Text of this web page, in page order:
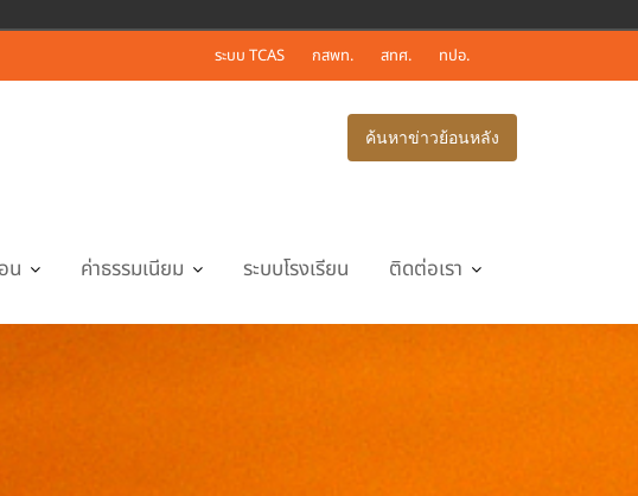
ระบบ TCAS กสพท. สทศ. ทปอ.
ค้นหาข่าวย้อนหลัง
น ค่าธรรมเนียม ระบบโรงเรียน ติดต่อเรา